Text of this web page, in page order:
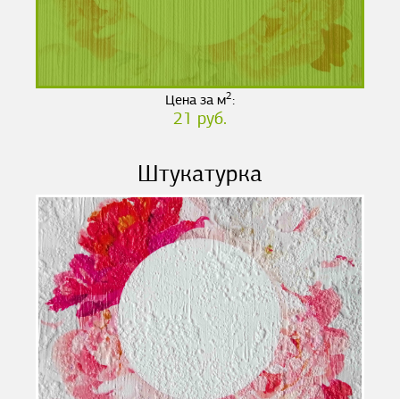
Цена за м2:
21 руб.
Штукатурка